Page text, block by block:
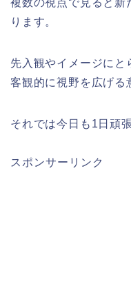
ります。
先入観やイメージにと
客観的に視野を広げる
それでは今日も1日頑
スポンサーリンク